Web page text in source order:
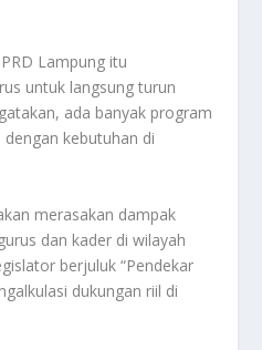
Lampung itu
untuk langsung turun
ada banyak program
kebutuhan di
merasakan dampak
dan kader di wilayah
berjuluk “Pendekar
dukungan riil di